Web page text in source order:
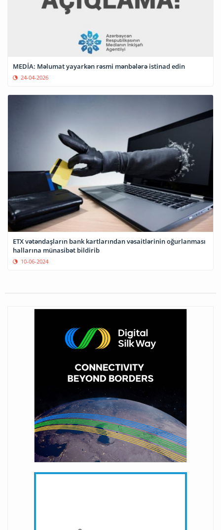
MEDİA: Məlumat yayarkən rəsmi mənbələrə istinad edin
24-04-2026
ETX vətəndaşların bank kartlarından vəsaitlərinin oğurlanması
hallarına münasibət bildirib
10-06-2024